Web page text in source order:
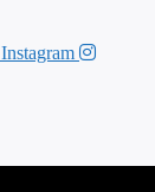
Instagram